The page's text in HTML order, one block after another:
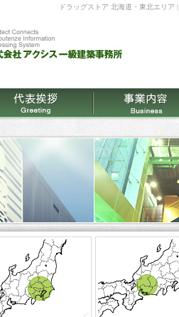
ドラッグストア 北海道・東北エリ